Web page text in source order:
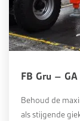
FB Gru –
Behoud de
als stijgende